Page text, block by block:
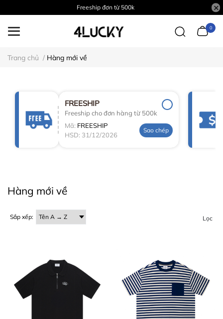
Freeship đơn từ 500k
0
Trang chủ / Hàng mới về
FREESHIP
Freeship cho đơn hàng từ 500k
Mã: FREESHIP
HSD: 31/12/2026
Sao chép
Hàng mới về
Sắp xếp: Lọc